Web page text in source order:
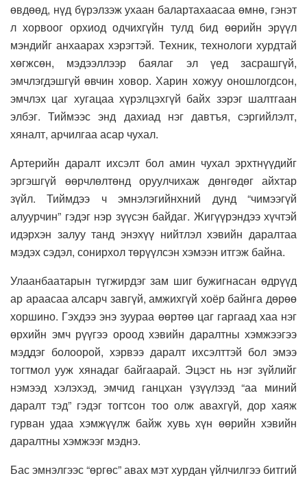
өвдөөд, нүд бүрэлзэж ухаан балартахаасаа өмнө, гэнэт
л хорвоог орхиод одчихгүйн тулд бид өөрийн эрүүл
мэндийг анхаарах хэрэгтэй. Техник, технологи хурдтай
хөгжсөн, мэдээллээр баялаг эл үед засрашгүй,
эмчлэгдэшгүй өвчин ховор. Харин хожуу оношлогдсон,
эмчлэх цаг хугацаа хүрэлцэхгүй байх зэрэг шалтгаан
элбэг. Тиймээс энд дахиад нэг давтъя, сэргийлэлт,
хяналт, арчилгаа асар чухал.
Артерийн даралт ихсэлт бол амин чухал эрхтнүүдийг
эргэшгүй өөрчлөлтөнд оруулчихаж дөнгөдөг айхтар
зүйл. Тиймдээ ч эмнэлэгийнхний дунд “чимээгүй
алуурчин” гэдэг нэр зүүсэн байдаг. Жигүүрэндээ хүчтэй
идэрхэн залуу танд энэхүү нийтлэл хэвийн даралтаа
мэдэх сэдэл, сонирхол төрүүлсэн хэмээн итгэж байна.
Улаанбаатарын түгжирдэг зам шиг бужигнасан өдрүүд
ар араасаа алсарч завгүй, амжихгүй хоёр байнга дөрөө
хоршино. Гэхдээ энэ зуураа өөртөө цаг гаргаад хаа нэг
өрхийн эмч рүүгээ ороод хэвийн даралтны хэмжээгээ
мэддэг болоорой, хэрвээ даралт ихсэлттэй бол эмээ
тогтмол ууж хянадаг байгаарай. Эцэст нь нэг зүйлийг
нэмээд хэлэхэд, эмчид ганцхан үзүүлээд “аа миний
даралт тэд” гэдэг тогтсон тоо олж авахгүй, дор хаяж
гурван удаа хэмжүүлж байж хувь хүн өөрийн хэвийн
даралтны хэмжээг мэднэ.
Бас эмнэлгээс “өргөс” авах мэт хурдан үйлчилгээ битгий